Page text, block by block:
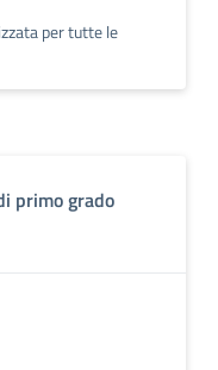
per tutte le
primo grado